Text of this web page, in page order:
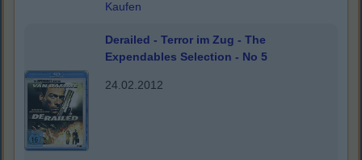
Kaufen
Derailed - Terror im Zug - The
Expendables Selection - No 5
24.02.2012